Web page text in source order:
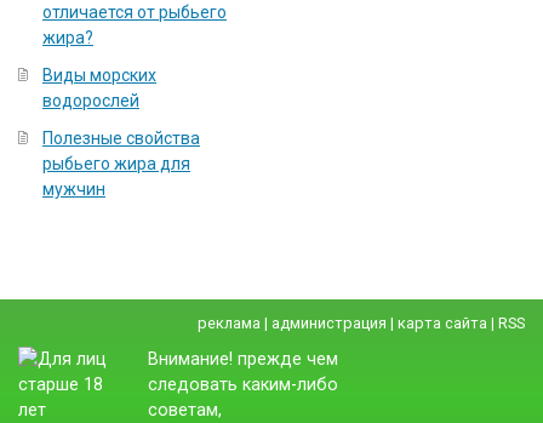
отличается от рыбьего
жира?
Виды морских
водорослей
Полезные свойства
рыбьего жира для
мужчин
реклама | администрация | карта сайта | RSS
Внимание! прежде чем
следовать каким-либо
советам,